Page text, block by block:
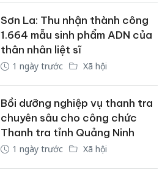
Sơn La: Thu nhận thành công
1.664 mẫu sinh phẩm ADN của
thân nhân liệt sĩ
1 ngày trước Xã hội
Bồi dưỡng nghiệp vụ thanh tra
chuyên sâu cho công chức
Thanh tra tỉnh Quảng Ninh
1 ngày trước Xã hội